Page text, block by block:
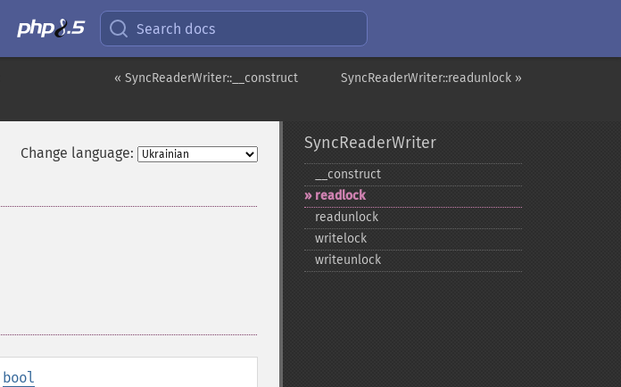
Search docs
SyncReaderWriter::readunlock »
« SyncReaderWriter::__construct
Change language:
bool
SyncReaderWriter
_​_​construct
readlock
readunlock
writelock
writeunlock